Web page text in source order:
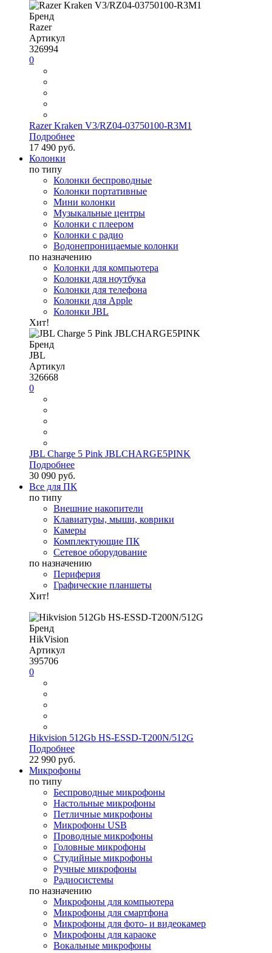
Бренд
Razer
Артикул
326994
0
Razer Kraken V3/RZ04-03750100-R3M1
Подробнее
17 490 руб.
Колонки
по типу
Колонки беспроводные
Колонки портативные
Мини колонки
Музыкальные центры
Колонки с плеером
Колонки с радио
Водонепроницаемые колонки
по назначению
Колонки для компьютера
Колонки для ноутбука
Колонки для телефона
Колонки для Apple
Колонки JBL
Хит!
Бренд
JBL
Артикул
326668
0
JBL Charge 5 Pink JBLCHARGE5PINK
Подробнее
30 090 руб.
Все для ПК
по типу
Внешние накопители
Клавиатуры, мыши, коврики
Камеры
Комплектующие ПК
Сетевое оборудование
по назначению
Периферия
Графические планшеты
Хит!
Бренд
HikVision
Артикул
395706
0
Hikvision 512Gb HS-ESSD-T200N/512G
Подробнее
22 990 руб.
Микрофоны
по типу
Беспроводные микрофоны
Настольные микрофоны
Петличные микрофоны
Микрофоны USB
Проводные микрофоны
Головные микрофоны
Студийные микрофоны
Ручные микрофоны
Радиосистемы
по назначению
Микрофоны для компьютера
Микрофоны для смартфона
Микрофоны для фото- и видеокамер
Микрофоны для караоке
Вокальные микрофоны